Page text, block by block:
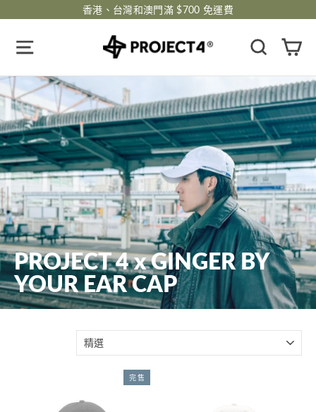
過
香港、台灣和澳門滿 $700 免運費
搜尋
PROJECT 4 x GINGER BY
YOUR EAR CAP
完售